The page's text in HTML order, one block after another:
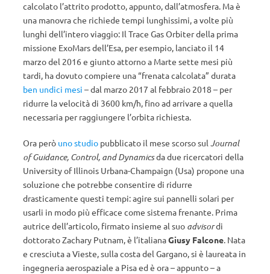
calcolato l’attrito prodotto, appunto, dall’atmosfera. Ma è
una manovra che richiede tempi lunghissimi, a volte più
lunghi dell’intero viaggio: Il Trace Gas Orbiter della prima
missione ExoMars dell’Esa, per esempio, lanciato il 14
marzo del 2016 e giunto attorno a Marte sette mesi più
tardi, ha dovuto compiere una “frenata calcolata” durata
ben undici mesi – dal marzo 2017 al febbraio 2018 – per
ridurre la velocità di 3600 km/h, fino ad arrivare a quella
necessaria per raggiungere l’orbita richiesta.
Ora però uno studio pubblicato il mese scorso sul Journal
of Guidance, Control, and Dynamicsda due ricercatori della
University of Illinois Urbana-Champaign (Usa) propone una
soluzione che potrebbe consentire di ridurre
drasticamente questi tempi: agire sui pannelli solari per
usarli in modo più efficace come sistema frenante. Prima
autrice dell’articolo, firmato insieme al suo advisordi
dottorato Zachary Putnam, è l’italianaGiusy Falcone. Nata
e cresciuta a Vieste, sulla costa del Gargano, si è laureata in
ingegneria aerospaziale a Pisa ed è ora – appunto – a